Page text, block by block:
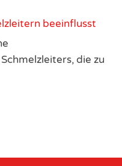
beeinflusst
die zu